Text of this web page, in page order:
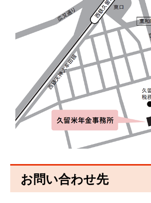
お問い合わせ先